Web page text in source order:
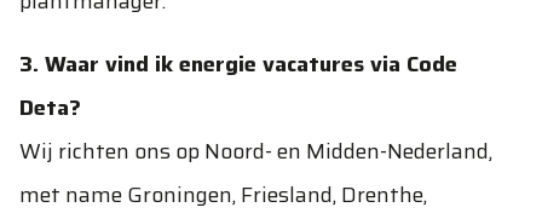
3. Waar vind ik energie vacatures via Code
Deta?
Wij richten ons op Noord- en Midden-Nederland,
met name Groningen, Friesland, Drenthe,